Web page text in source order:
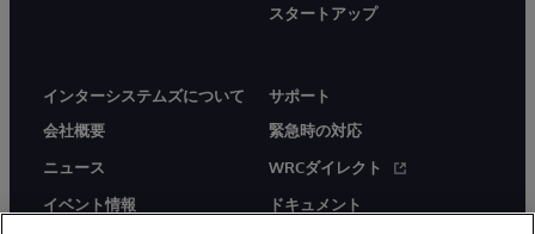
スタートアップ
インターシステムズについて
会社概要
ニュース
イベント情報
サポート
緊急時の対応
WRCダイレクト
ドキュメント